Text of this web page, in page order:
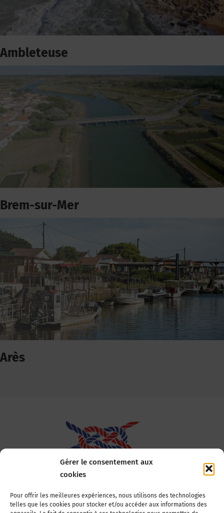
Gérer le consentement aux
cookies
Pour offrir les meilleures expériences, nous utilisons des technologies
telles que les cookies pour stocker et/ou accéder aux informations des
Ambleteuse
Brem-sur-Mer
Arès
Association Nationale des Elus des Littoraux
22, boulevard de la Tour-Maubourg